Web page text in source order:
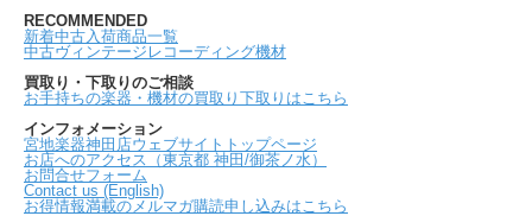
RECOMMENDED
新着中古入荷商品一覧
中古ヴィンテージレコーディング機材
買取り・下取りのご相談
お手持ちの楽器・機材の買取り下取りはこちら
インフォメーション
宮地楽器神田店ウェブサイトトップページ
お店へのアクセス（東京都 神田/御茶ノ水）
お問合せフォーム
Contact us (English)
お得情報満載のメルマガ購読申し込みはこちら